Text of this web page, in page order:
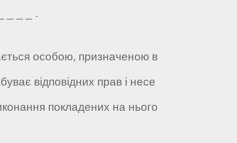
_ _ _ .
особою, призначеною в
відповідних прав і несе
покладених на нього